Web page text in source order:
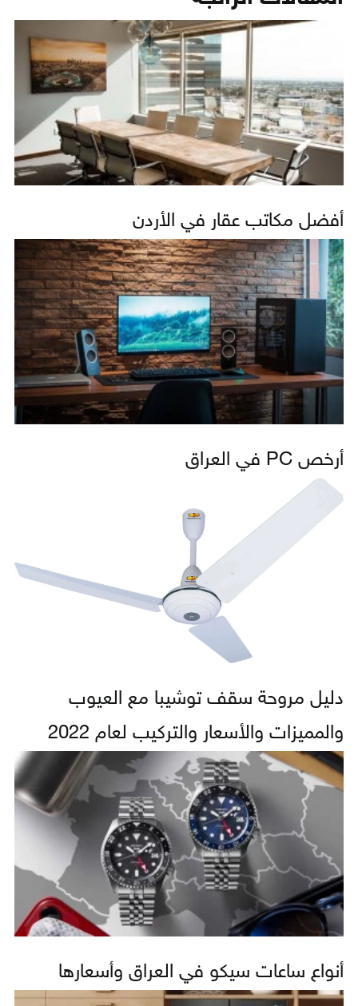
أفضل مكاتب عقار في الأردن
أرخص PC في العراق
دليل مروحة سقف توشيبا مع العيوب
والمميزات والأسعار والتركيب لعام 2022
أنواع ساعات سيكو في العراق وأسعارها